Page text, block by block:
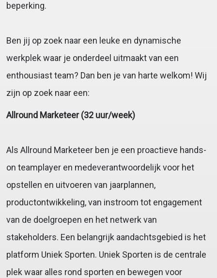
beperking.
Ben jij op zoek naar een leuke en dynamische
werkplek waar je onderdeel uitmaakt van een
enthousiast team? Dan ben je van harte welkom! Wij
zijn op zoek naar een:
Allround Marketeer (32 uur/week)
Als Allround Marketeer ben je een proactieve hands-
on teamplayer en medeverantwoordelijk voor het
opstellen en uitvoeren van jaarplannen,
productontwikkeling, van instroom tot engagement
van de doelgroepen en het netwerk van
stakeholders. Een belangrijk aandachtsgebied is het
platform Uniek Sporten. Uniek Sporten is de centrale
plek waar alles rond sporten en bewegen voor